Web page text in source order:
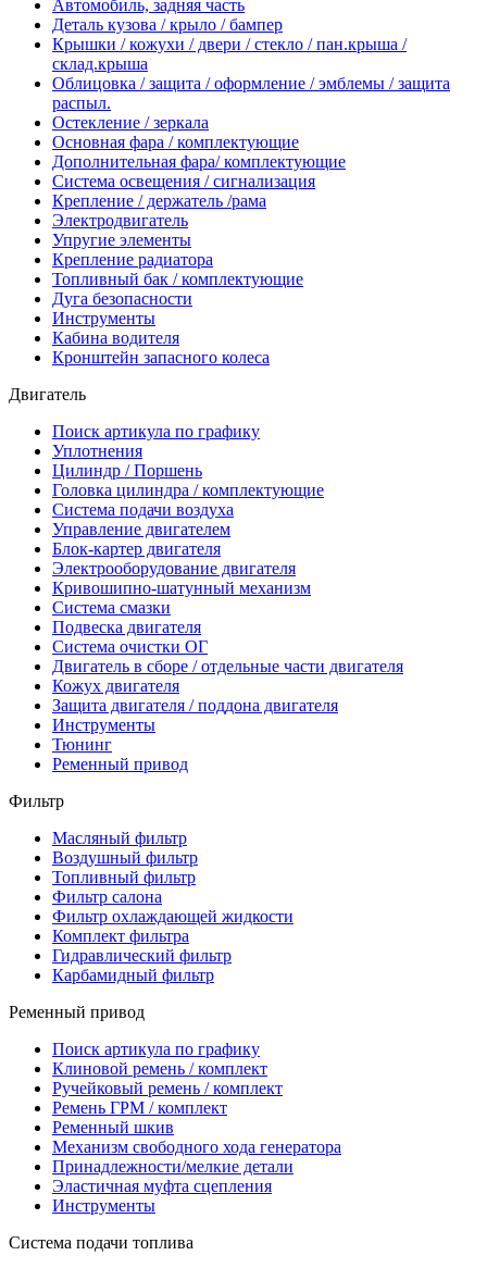
Автомобиль, задняя часть
Деталь кузова / крыло / бампер
Крышки / кожухи / двери / стекло / пан.крыша /
склад.крыша
Облицовка / защита / оформление / эмблемы / защита
распыл.
Остекление / зеркала
Основная фара / комплектующие
Дополнительная фара/ комплектующие
Система освещения / сигнализация
Крепление / держатель /рама
Электродвигатель
Упругие элементы
Крепление радиатора
Топливный бак / комплектующие
Дуга безопасности
Инструменты
Кабина водителя
Кронштейн запасного колеса
Двигатель
Поиск артикула по графику
Уплотнения
Цилиндр / Поршень
Головка цилиндра / комплектующие
Система подачи воздуха
Управление двигателем
Блок-картер двигателя
Электрооборудование двигателя
Кривошипно-шатунный механизм
Система смазки
Подвеска двигателя
Система очистки ОГ
Двигатель в сборе / отдельные части двигателя
Кожух двигателя
Защита двигателя / поддона двигателя
Инструменты
Тюнинг
Ременный привод
Фильтр
Масляный фильтр
Воздушный фильтр
Топливный фильтр
Фильтр салона
Фильтр охлаждающей жидкости
Комплект фильтра
Гидравлический фильтр
Карбамидный фильтр
Ременный привод
Поиск артикула по графику
Клиновой ремень / комплект
Ручейковый ремень / комплект
Ремень ГРМ / комплект
Ременный шкив
Механизм свободного хода генератора
Принадлежности/мелкие детали
Эластичная муфта сцепления
Инструменты
Система подачи топлива